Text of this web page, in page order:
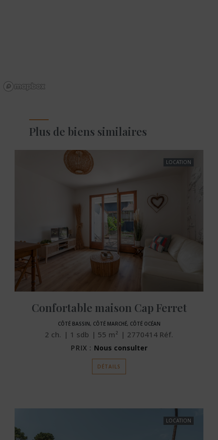
Plus de biens similaires
LOCATION
Confortable maison Cap Ferret
CÔTÉ BASSIN, CÔTÉ MARCHÉ, CÔTÉ OCÉAN
2 ch. 1 sdb 55 m² 2770414 Réf.
PRIX : Nous consulter
DÉTAILS
LOCATION